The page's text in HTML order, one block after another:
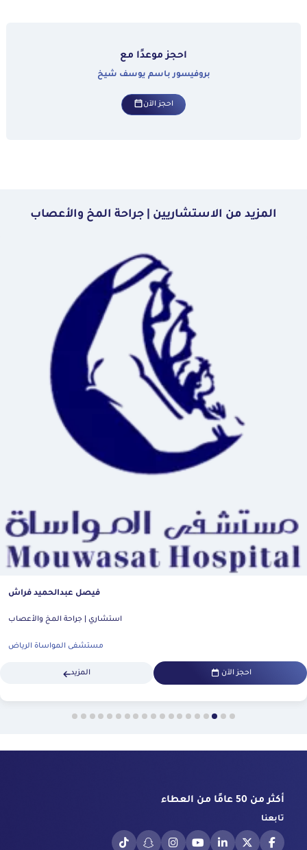
احجز موعدًا مع
بروفيسور باسم يوسف شيخ
احجز الآن
المزيد من الاستشاريين | جراحة المخ والأعصاب
فيصل عبدالحميد فراش
استشاري | جراحة المخ والأعصاب
مستشفى المواساة الرياض
احجز الآن المزيد
أكثر من 50 عامًا من العطاء
تابعنا